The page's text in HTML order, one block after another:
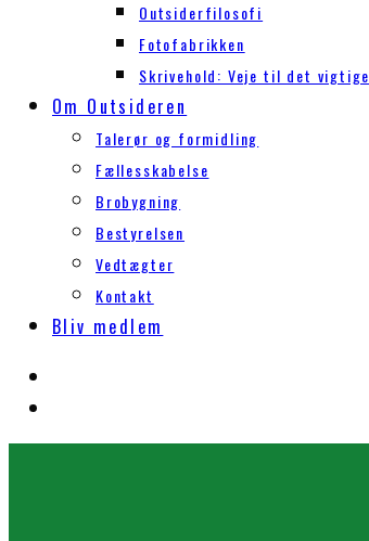
Outsiderfilosofi
Fotofabrikken
Skrivehold: Veje til det vigtige
Om Outsideren
Talerør og formidling
Fællesskabelse
Brobygning
Bestyrelsen
Vedtægter
Kontakt
Bliv medlem